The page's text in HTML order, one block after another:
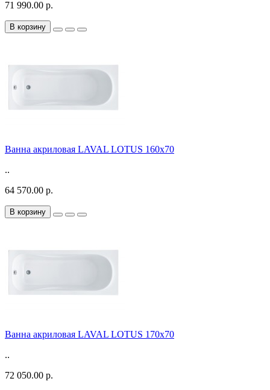
71 990.00 р.
В корзину
Ванна акриловая LAVAL LOTUS 160x70
..
64 570.00 р.
В корзину
Ванна акриловая LAVAL LOTUS 170x70
..
72 050.00 р.